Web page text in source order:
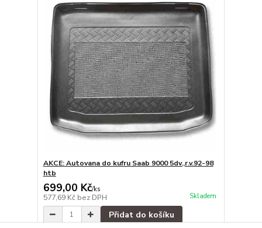
AKCE: Autovana do kufru Saab 9000 5dv.,r.v.92-98
htb
699,00 Kč/ks
577,69 Kč bez DPH Skladem
Přidat do košíku